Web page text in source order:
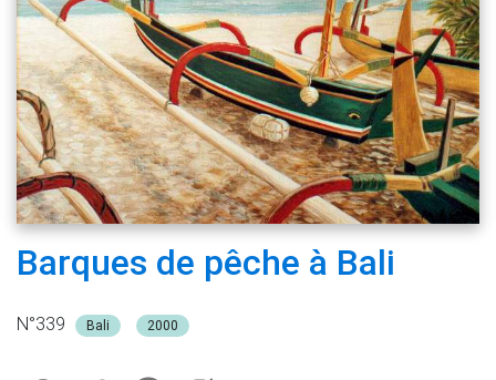
Barques de pêche à Bali
N°339 Bali 2000